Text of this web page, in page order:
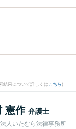
結果について詳しくはこちら)
憲作 弁護士
人いたむら法律事務所